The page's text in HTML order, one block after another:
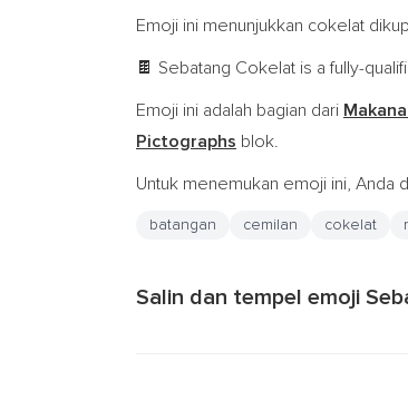
Emoji ini menunjukkan cokelat
🍫 Sebatang Cokelat is a fully-
Emoji ini adalah bagian dari
Pictographs blok.
Untuk menemukan emoji ini, Anda
batangan cemilan cokelat
Salin dan tempel emoji